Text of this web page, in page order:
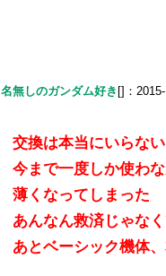
名無しのガンダム好き []：
交換は本当にいらない
今まで一度しか使わ
薄くなってしまった
あんなん救済じゃな
あとベーシック機体